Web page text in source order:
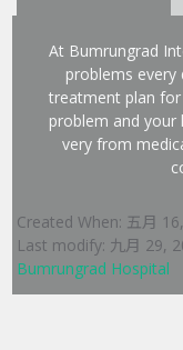
At Bumrungrad
problems
treatment plan
problem and
very from
Created When: 五月
Last modify: 九月 29,
Bumrungrad Hospital